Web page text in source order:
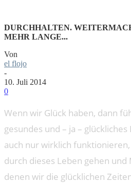
DURCHHALTEN.
MEHR LANGE...
Von
el flojo
-
10. Juli 2014
0
Wenn wir Glück haben, dann
gesundes und – ja –
auch nur wirklich
durch dieses Leben gehen
denen wir die glücklichen